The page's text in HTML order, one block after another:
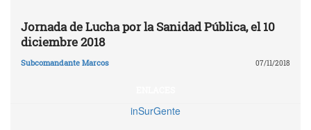
Jornada de Lucha por la Sanidad Pública, el 10
diciembre 2018
Subcomandante Marcos 07/11/2018
inSurGente